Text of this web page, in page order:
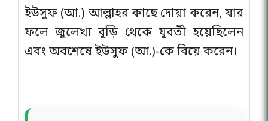
ইউসুফ (আ.) আল্লাহর কাছে দোয়া করেন, যার
ফলে জুলেখা বুড়ি থেকে যুবতী হয়েছিলেন
এবং অবশেষে ইউসুফ (আ.)-কে বিয়ে করেন।